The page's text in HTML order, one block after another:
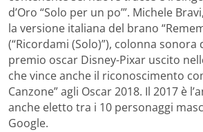
d’Oro “Solo per un po’”. Michele
la versione italiana del brano
(“Ricordami (Solo)”), colonna sonora
premio oscar Disney-Pixar uscito
che vince anche il riconoscimento
Canzone” agli Oscar 2018. Il 2017 è
anche eletto tra i 10 personaggi
Google.